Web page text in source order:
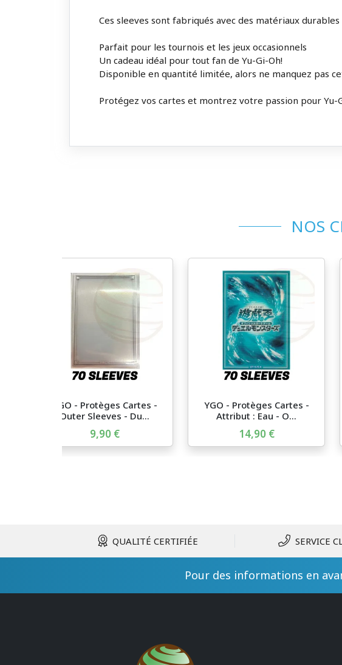
Ces sleeves sont fabriqués avec des matériaux
Parfait pour les tournois et les jeux occasionnels
Un cadeau idéal pour tout fan de Yu-Gi-Oh!
Disponible en quantité limitée, alors ne manquez pas
Protégez vos cartes et montrez votre passion pour Yu-
NOS
YGO - Protèges Cartes -
Outer Sleeves - Du...
9,90 €
YGO - Protèges Cartes -
Attribut : Eau - O...
14,90 €
QUALITÉ CERTIFIÉE SERVICE
Pour des informations en